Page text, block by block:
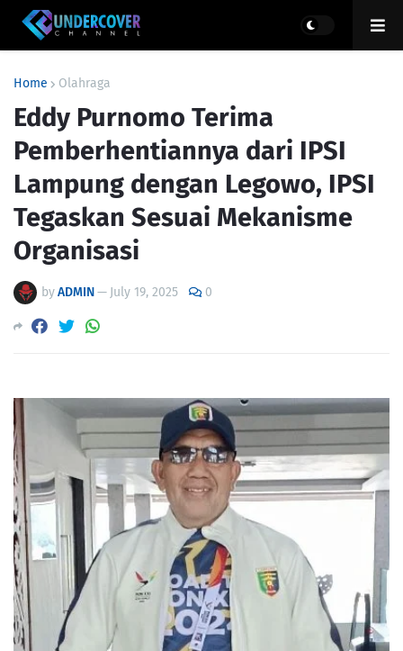
Home Olahraga
Eddy Purnomo Terima
Pemberhentiannya dari IPSI
Lampung dengan Legowo, IPSI
Tegaskan Sesuai Mekanisme
Organisasi
byADMIN— July 19, 2025 0